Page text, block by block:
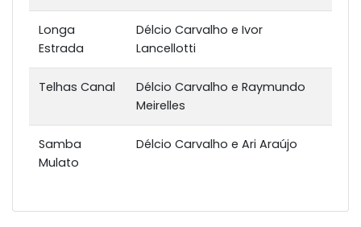
Longa
Estrada
Délcio Carvalho e Ivor
Lancellotti
Telhas Canal
Délcio Carvalho e Raymundo
Meirelles
Samba
Mulato
Délcio Carvalho e Ari Araújo